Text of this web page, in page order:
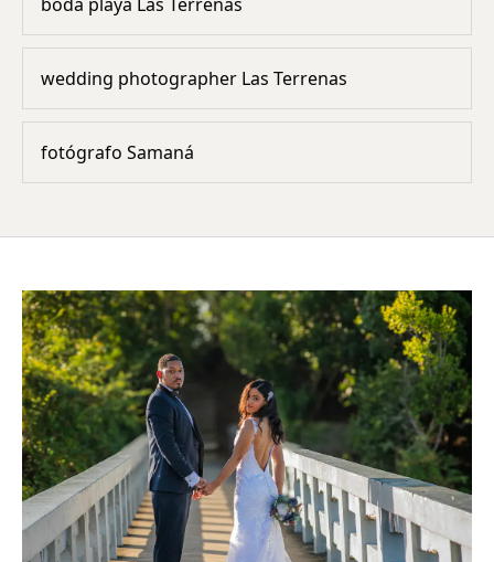
wedding photographer Las Terrenas
fotógrafo Samaná